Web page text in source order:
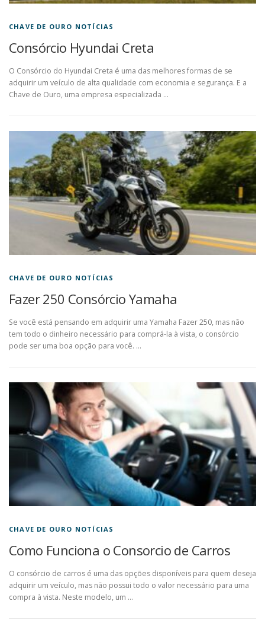
CHAVE DE OURO NOTÍCIAS
Consórcio Hyundai Creta
O Consórcio do Hyundai Creta é uma das melhores formas de se
adquirir um veículo de alta qualidade com economia e segurança. E a
Chave de Ouro, uma empresa especializada …
CHAVE DE OURO NOTÍCIAS
Fazer 250 Consórcio Yamaha
Se você está pensando em adquirir uma Yamaha Fazer 250, mas não
tem todo o dinheiro necessário para comprá-la à vista, o consórcio
pode ser uma boa opção para você. …
CHAVE DE OURO NOTÍCIAS
Como Funciona o Consorcio de Carros
O consórcio de carros é uma das opções disponíveis para quem deseja
adquirir um veículo, mas não possui todo o valor necessário para uma
compra à vista. Neste modelo, um …